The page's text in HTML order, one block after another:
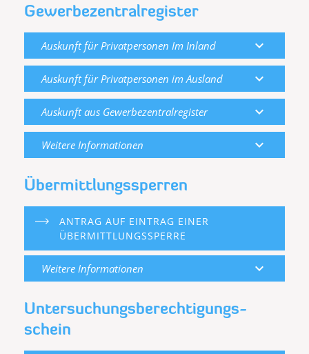
Gewerbezentralregister
Auskunft für Privatpersonen Im Inland expand_more
Auskunft für Privatpersonen im Ausland expand_more
Auskunft aus Gewerbezentralregister expand_more
Weitere Informationen expand_more
Übermittlungssperren
ANTRAG AUF EINTRAG EINER
ÜBERMITTLUNGSSPERRE
Weitere Informationen expand_more
Untersuchungs­berechtigungs­
schein